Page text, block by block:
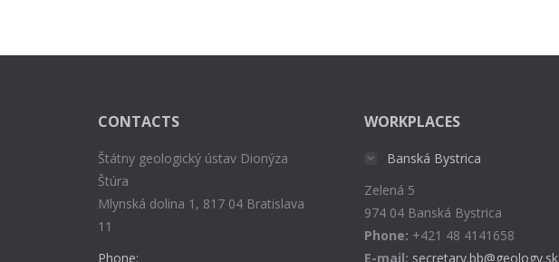
CONTACTS
Štátny geologický ústav Dionýza
Štúra
Mlynská dolina 1, 817 04 Bratislava
11
Phone:
WORKPLACES
Banská Bystrica
Zelená 5
974 04 Banská Bystrica
Phone: +421 48 4141658
E-mail: secretary.bb@geology.sk